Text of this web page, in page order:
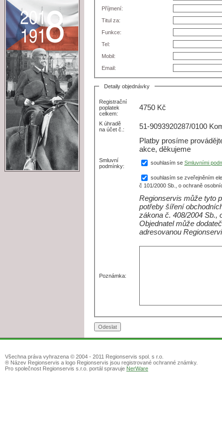
Příjmení:
Titul za:
Funkce:
Tel:
Mobil:
Email:
Detaily objednávky
Registrační
poplatek
celkem:
4750Kč
K úhradě
na účet č.:
51-9093920287/0100
Platby prosíme
akce, děkujeme
Smluvní
podmínky:
souhlasím se Smluvními
souhlasím se zveřejněním
č 101/2000 Sb., o ochraně
Regionservis může tyto
potřeby šíření
zákona č. 408/2004 Sb.,
Objednatel může
adresovanou
Poznámka:
Všechna práva vyhrazena © 2004 - 2011 Regionservis spol. s r.o.
® Název Regionservis a logo Regionservis jsou registrované ochranné známky.
Pro společnost Regionservis s.r.o. portál spravuje NerWare